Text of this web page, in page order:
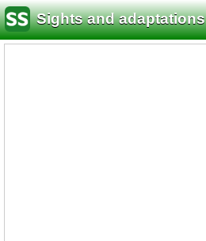
Sights and adaptations